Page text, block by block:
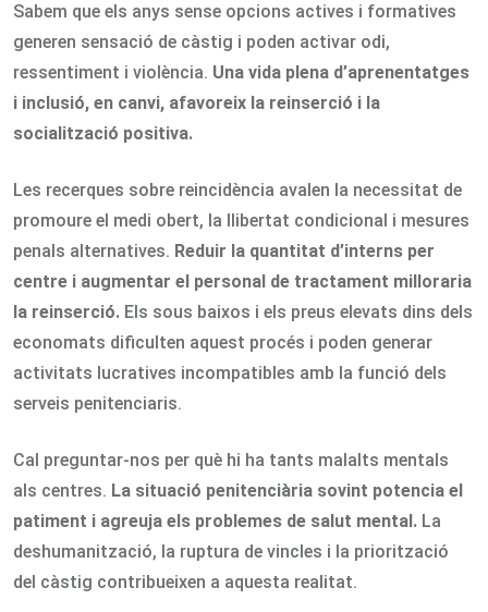
Sabem que els anys sense opcions actives i formatives
generen sensació de càstig i poden activar odi,
ressentiment i violència. Una vida plena d’aprenentatges
i inclusió, en canvi, afavoreix la reinserció i la
socialització positiva.
Les recerques sobre reincidència avalen la necessitat de
promoure el medi obert, la llibertat condicional i mesures
penals alternatives. Reduir la quantitat d’interns per
centre i augmentar el personal de tractament milloraria
la reinserció. Els sous baixos i els preus elevats dins dels
economats dificulten aquest procés i poden generar
activitats lucratives incompatibles amb la funció dels
serveis penitenciaris.
Cal preguntar-nos per què hi ha tants malalts mentals
als centres. La situació penitenciària sovint potencia el
patiment i agreuja els problemes de salut mental. La
deshumanització, la ruptura de vincles i la priorització
del càstig contribueixen a aquesta realitat.